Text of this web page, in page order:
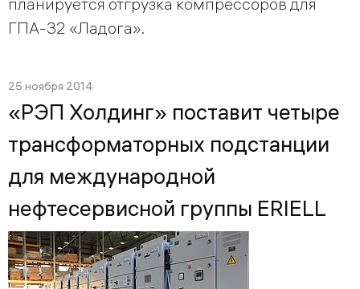
ГПА-32 «Ладога».
25 ноября 2014
«РЭП Холдинг» поставит четыре
трансформаторных подстанции
для международной
нефтесервисной группы ERIELL